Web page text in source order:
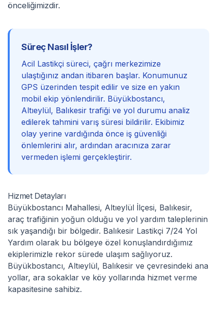
önceliğimizdir.
Süreç Nasıl İşler?
Acil Lastikçi süreci, çağrı merkezimize
ulaştığınız andan itibaren başlar. Konumunuz
GPS üzerinden tespit edilir ve size en yakın
mobil ekip yönlendirilir. Büyükbostancı,
Altıeylül, Balıkesir trafiği ve yol durumu analiz
edilerek tahmini varış süresi bildirilir. Ekibimiz
olay yerine vardığında önce iş güvenliği
önlemlerini alır, ardından aracınıza zarar
vermeden işlemi gerçekleştirir.
Hizmet Detayları
Büyükbostancı Mahallesi, Altıeylül İlçesi, Balıkesir,
araç trafiğinin yoğun olduğu ve yol yardım taleplerinin
sık yaşandığı bir bölgedir. Balıkesir Lastikçi 7/24 Yol
Yardım olarak bu bölgeye özel konuşlandırdığımız
ekiplerimizle rekor sürede ulaşım sağlıyoruz.
Büyükbostancı, Altıeylül, Balıkesir ve çevresindeki ana
yollar, ara sokaklar ve köy yollarında hizmet verme
kapasitesine sahibiz.